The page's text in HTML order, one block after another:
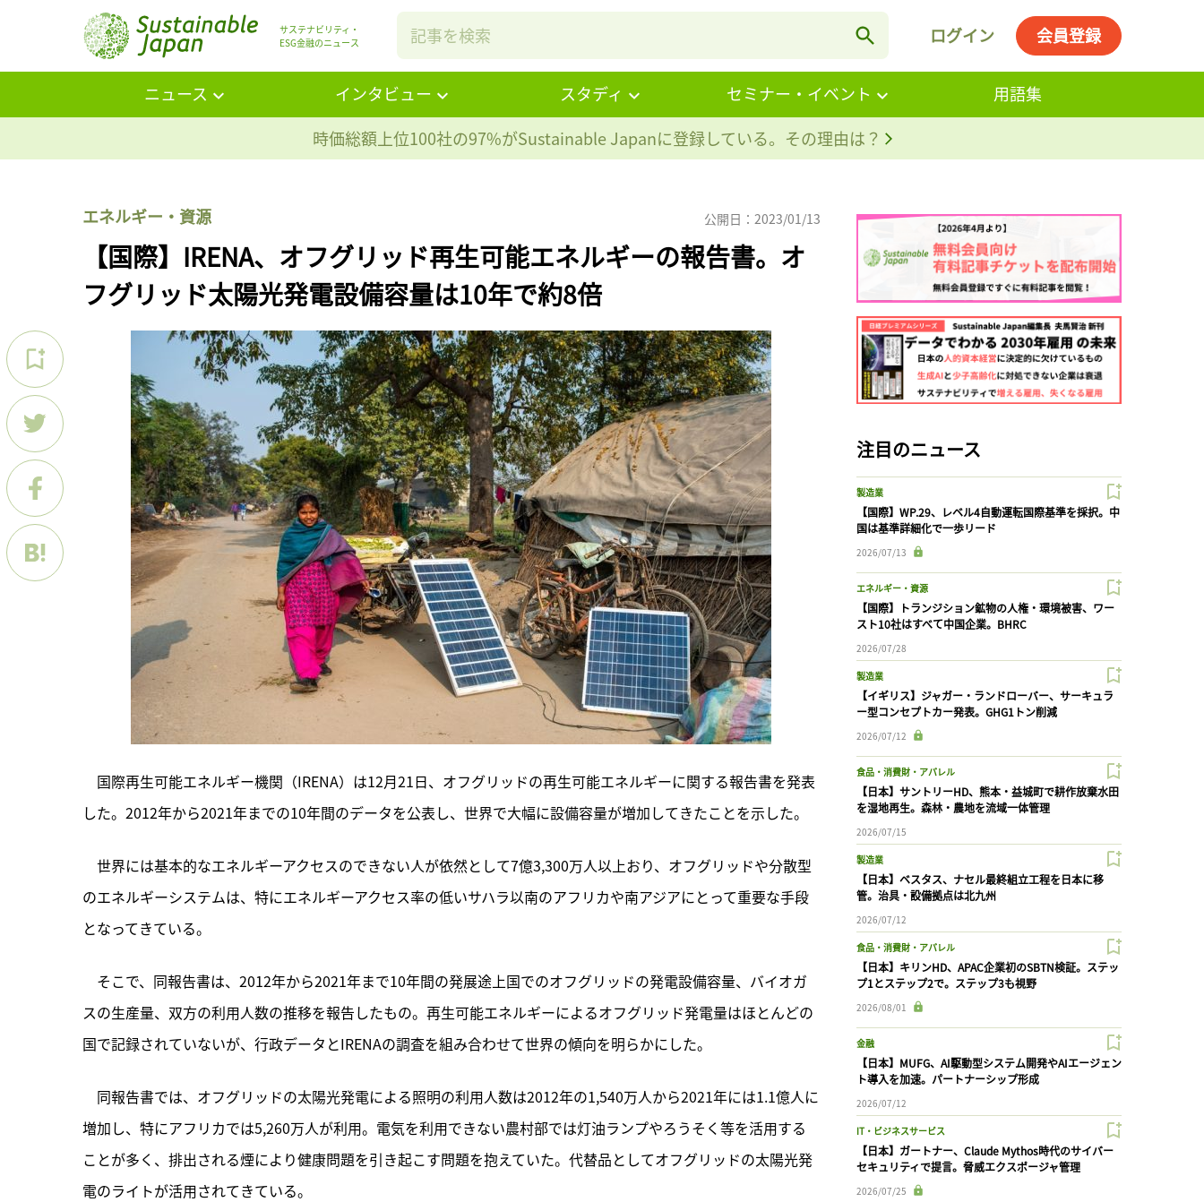
サステナビリティ・
ESG金融のニュース
ログイン 会員登録
ニュース インタビュー スタディ セミナー・イベント
用語集
時価総額上位100社の97%がSustainable Japanに登録している。その理由は？
エネルギー・資源 公開日：2023/01/13
【国際】IRENA、オフグリッド再生可能エネルギーの報告書。オ
フグリッド太陽光発電設備容量は10年で約8倍
国際再生可能エネルギー機関（IRENA）は12月21日、オフグリッドの再生可能エネルギーに関する報告書を発表
した。2012年から2021年までの10年間のデータを公表し、世界で大幅に設備容量が増加してきたことを示した。
世界には基本的なエネルギーアクセスのできない人が依然として7億3,300万人以上おり、オフグリッドや分散型
のエネルギーシステムは、特にエネルギーアクセス率の低いサハラ以南のアフリカや南アジアにとって重要な手段
となってきている。
そこで、同報告書は、 2012年から2021年まで10年間の発展途上国でのオフグリッドの発電設備容量、バイオガ
スの生産量、双方の利用人数の推移を報告したもの。再生可能エネルギーによるオフグリッド発電量はほとんどの
国で記録されていないが、行政データとIRENAの調査を組み合わせて世界の傾向を明らかにした。
同報告書では、オフグリッドの太陽光発電による照明の利用人数は2012年の1,540万人から2021年には1.1億人に
増加し、特にアフリカでは5,260万人が利用。電気を利用できない農村部では灯油ランプやろうそく等を活用する
ことが多く、排出される煙により健康問題を引き起こす問題を抱えていた。代替品としてオフグリッドの太陽光発
電のライトが活用されてきている。
注目のニュース
製造業
【国際】WP.29、レベル4自動運転国際基準を採択。中
国は基準詳細化で一歩リード
2026/07/13
エネルギー・資源
【国際】トランジション鉱物の人権・環境被害、ワー
スト10社はすべて中国企業。BHRC
2026/07/28
製造業
【イギリス】ジャガー・ランドローバー、サーキュラ
ー型コンセプトカー発表。GHG1トン削減
2026/07/12
食品・消費財・アパレル
【日本】サントリーHD、熊本・益城町で耕作放棄水田
を湿地再生。森林・農地を流域一体管理
2026/07/15
製造業
【日本】ベスタス、ナセル最終組立工程を日本に移
管。治具・設備拠点は北九州
2026/07/12
食品・消費財・アパレル
【日本】キリンHD、APAC企業初のSBTN検証。ステッ
プ1とステップ2で。ステップ3も視野
2026/08/01
金融
【日本】MUFG、AI駆動型システム開発やAIエージェン
ト導入を加速。パートナーシップ形成
2026/07/12
IT・ビジネスサービス
【日本】ガートナー、Claude Mythos時代のサイバー
セキュリティで提言。脅威エクスポージャ管理
2026/07/25